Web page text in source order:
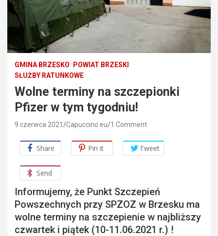
GMINA BRZESKO
POWIAT BRZESKI
SŁUŻBY RATUNKOWE
Wolne terminy na szczepionki
Pfizer w tym tygodniu!
9 czerwca 2021 Capuccino.eu 1 Comment
Share Pin it Tweet
Send
Informujemy, że Punkt Szczepień
Powszechnych przy SPZOZ w Brzesku ma
wolne terminy na szczepienie w najbliższy
czwartek i piątek (10-11.06.2021 r.) !